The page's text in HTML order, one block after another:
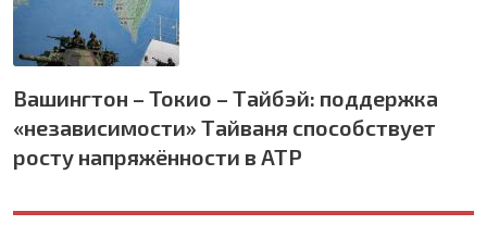
Вашингтон – Токио – Тайбэй: поддержка
«независимости» Тайваня способствует
росту напряжённости в АТР